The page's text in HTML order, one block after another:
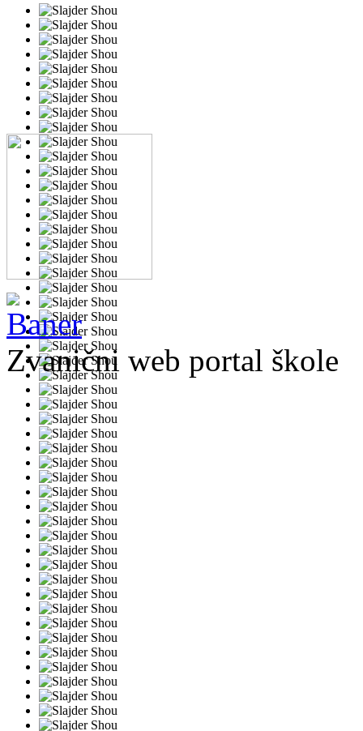
Zvanični web portal škole